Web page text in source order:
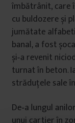
îmbătrânit, care
cu buldozere și
jumătate
banal, a fost
și‑a revenit
turnat în beton.
străduţele sale
De‑a lungul